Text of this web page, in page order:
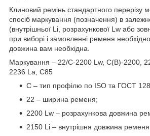
Клиновий ремінь стандартного перерізу
спосіб маркування (позначення) в
(внутрішньої Li, розрахункової Lw або
при виборі і замовленні ременя
довжина вам необхідна.
Маркування – 22/C-2200 Lw, C(В)-2200,
2236 La, C85
C – тип профілю по ISO та ГОСТ
22 – ширина ременя;
2200 Lw – розрахункова довжина
2150 Li – внутрішня довжина